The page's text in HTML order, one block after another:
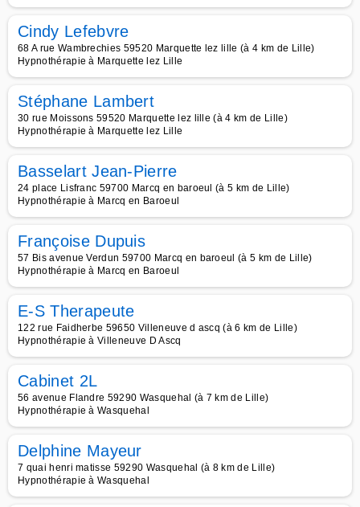
Cindy Lefebvre
68 A rue Wambrechies 59520 Marquette lez lille (à 4 km de Lille)
Hypnothérapie à Marquette lez Lille
Stéphane Lambert
30 rue Moissons 59520 Marquette lez lille (à 4 km de Lille)
Hypnothérapie à Marquette lez Lille
Basselart Jean-Pierre
24 place Lisfranc 59700 Marcq en baroeul (à 5 km de Lille)
Hypnothérapie à Marcq en Baroeul
Françoise Dupuis
57 Bis avenue Verdun 59700 Marcq en baroeul (à 5 km de Lille)
Hypnothérapie à Marcq en Baroeul
E-S Therapeute
122 rue Faidherbe 59650 Villeneuve d ascq (à 6 km de Lille)
Hypnothérapie à Villeneuve D Ascq
Cabinet 2L
56 avenue Flandre 59290 Wasquehal (à 7 km de Lille)
Hypnothérapie à Wasquehal
Delphine Mayeur
7 quai henri matisse 59290 Wasquehal (à 8 km de Lille)
Hypnothérapie à Wasquehal